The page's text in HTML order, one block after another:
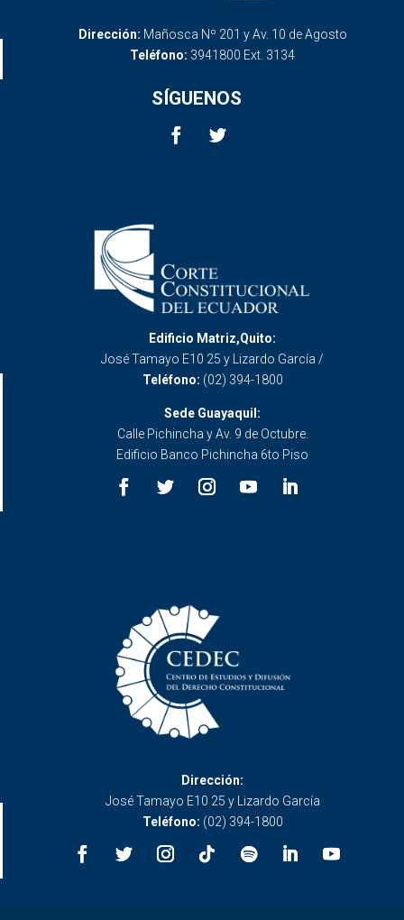
Dirección: Mañosca Nº 201 y Av. 10 de Agosto
Teléfono: 3941800 Ext. 3134
SÍGUENOS
Edificio Matriz,Quito:
José Tamayo E10 25 y Lizardo García /
Teléfono: (02) 394-1800
Sede Guayaquil:
Calle Pichincha y Av. 9 de Octubre.
Edificio Banco Pichincha 6to Piso
Dirección:
José Tamayo E10 25 y Lizardo García
Teléfono: (02) 394-1800